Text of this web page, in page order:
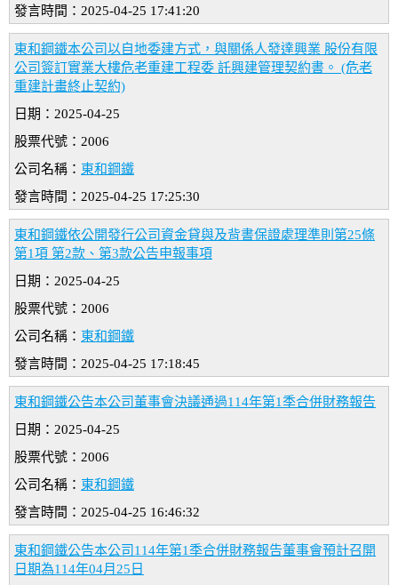
發言時間：2025-04-25 17:41:20
東和鋼鐵本公司以自地委建方式，與關係人發達興業 股份有限
公司簽訂實業大樓危老重建工程委 託興建管理契約書。 (危老
重建計畫終止契約)
日期：2025-04-25
股票代號：2006
公司名稱： 東和鋼鐵
發言時間：2025-04-25 17:25:30
東和鋼鐵依公開發行公司資金貸與及背書保證處理準則第25條
第1項 第2款、第3款公告申報事項
日期：2025-04-25
股票代號：2006
公司名稱： 東和鋼鐵
發言時間：2025-04-25 17:18:45
東和鋼鐵公告本公司董事會決議通過114年第1季合併財務報告
日期：2025-04-25
股票代號：2006
公司名稱： 東和鋼鐵
發言時間：2025-04-25 16:46:32
東和鋼鐵公告本公司114年第1季合併財務報告董事會預計召開
日期為114年04月25日